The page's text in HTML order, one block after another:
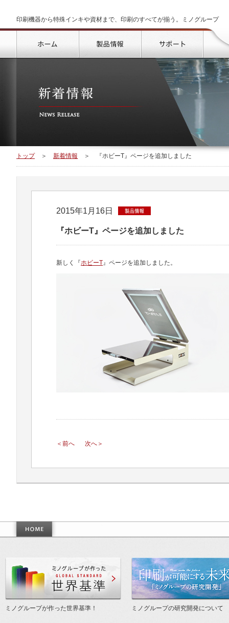
印刷機器から特殊インキや資材まで、印刷のすべてが揃う。ミノグループ
トップ
製品情報 サポート
トップ ＞ 新着情報 ＞ 『ホビーT』ページを追加しました
2015年1月16日
『ホビーT』ページを追加しました
新しく『ホビーT』ページを追加しました。
＜前へ 次へ＞
作った世界基準
ミノグループが作った世界基準！ ミノグループの研究開発について